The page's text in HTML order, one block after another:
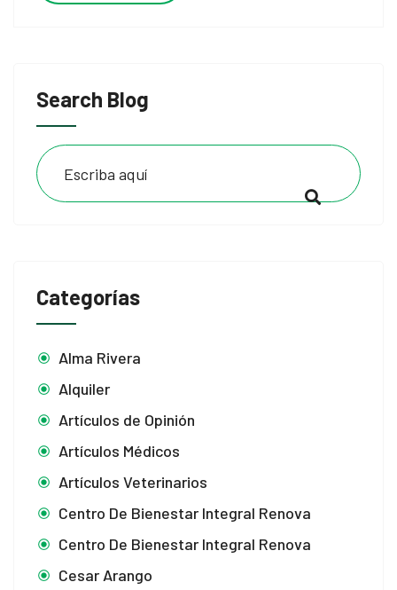
Search Blog
Categorías
Alma Rivera
Alquiler
Artículos de Opinión
Artículos Médicos
Artículos Veterinarios
Centro De Bienestar Integral Renova
Centro De Bienestar Integral Renova
Cesar Arango